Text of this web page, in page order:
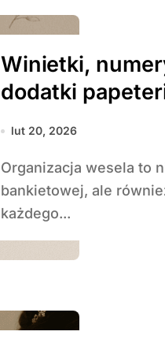
Winietki,
dodatki
lut 20, 2026
Organizacja wesela to nie tylko wybór sukni czy sali
bankietowej, ale
każdego...